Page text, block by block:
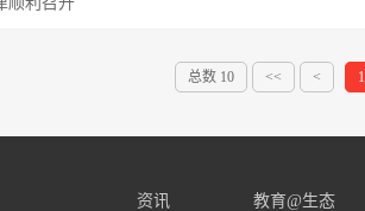
总数 10 << < 1
资讯
教育@生态